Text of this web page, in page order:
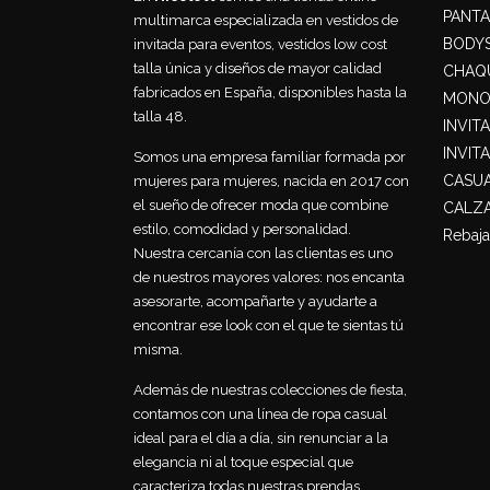
multimarca especializada en vestidos de
invitada para eventos, vestidos low cost
talla única y diseños de mayor calidad
fabricados en España, disponibles hasta la
talla 48.
Somos una empresa familiar formada por
mujeres para mujeres, nacida en 2017 con
el sueño de ofrecer moda que combine
estilo, comodidad y personalidad.
Nuestra cercanía con las clientas es uno
de nuestros mayores valores: nos encanta
asesorarte, acompañarte y ayudarte a
encontrar ese look con el que te sientas tú
misma.
Además de nuestras colecciones de fiesta,
contamos con una línea de ropa casual
ideal para el día a día, sin renunciar a la
elegancia ni al toque especial que
caracteriza todas nuestras prendas.